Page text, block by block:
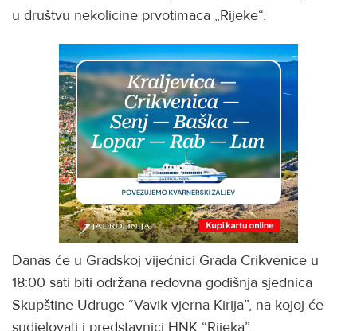
u društvu nekolicine prvotimaca „Rijeke“.
Danas će u Gradskoj vijećnici Grada Crikvenice u
18:00 sati biti održana redovna godišnja sjednica
Skupštine Udruge “Vavik vjerna Kirija”, na kojoj će
sudjelovati i predstavnici HNK “Rijeka”.